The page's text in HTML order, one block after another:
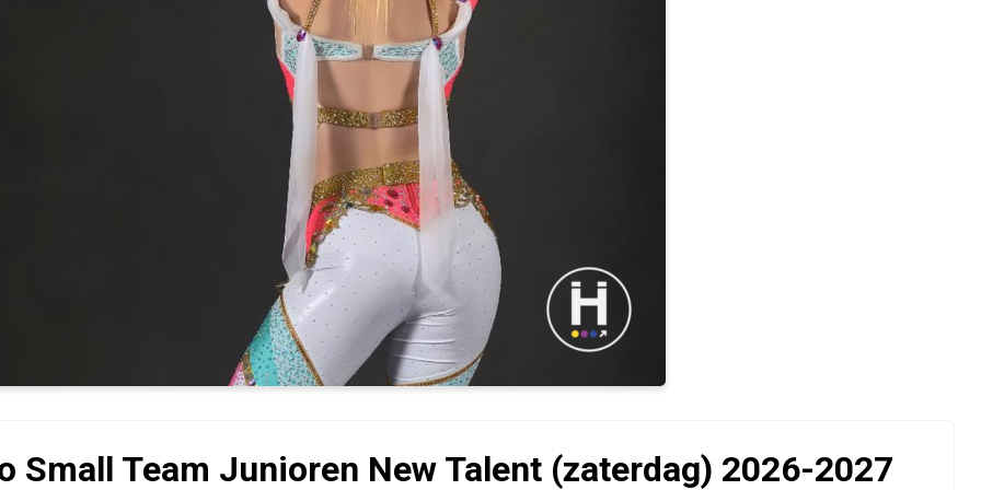
Small Team Junioren New Talent (zaterdag) 2026-2027